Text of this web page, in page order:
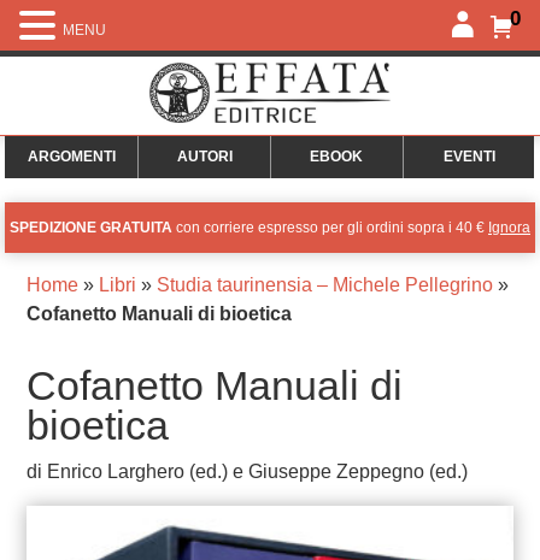
0
ARGOMENTI AUTORI EBOOK EVENTI
SPEDIZIONE GRATUITA con corriere espresso per gli ordini sopra i 40 € Ignora
Home» Libri » Studia taurinensia – Michele Pellegrino»
Cofanetto Manuali di bioetica
Cofanetto Manuali di
bioetica
di Enrico Larghero (ed.) e Giuseppe Zeppegno (ed.)
MENU